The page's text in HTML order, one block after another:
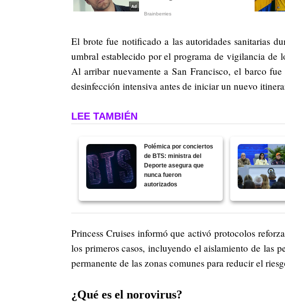
El brote fue notificado a las autoridades sanitarias
umbral establecido por el programa de vigilancia de
Al arribar nuevamente a San Francisco, el barco
desinfección intensiva antes de iniciar un nuevo
LEE TAMBIÉN
Polémica por conciertos
de BTS: ministra del
Deporte asegura que
nunca fueron
autorizados
Princess Cruises informó que activó protocolos
los primeros casos, incluyendo el aislamiento de las
permanente de las zonas comunes para reducir el
¿Qué es el norovirus?